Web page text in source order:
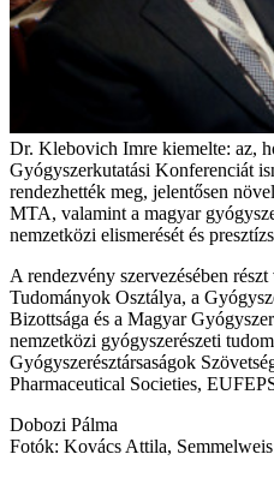
Dr. Klebovich Imre kiemelte: az,
Gyógyszerkutatási Konferenciát
rendezhették meg, jelentősen
MTA, valamint a magyar
nemzetközi elismerését és
A rendezvény szervezésében
Tudományok Osztálya, a
Bizottsága és a Magyar
nemzetközi gyógyszerészeti
Gyógyszerésztársaságok
Pharmaceutical Societies,
Dobozi Pálma
Fotók: Kovács Attila,